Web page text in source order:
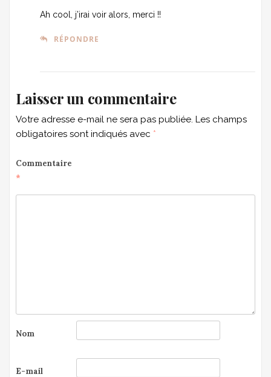
Ah cool, j’irai voir alors, merci !!
RÉPONDRE
Laisser un commentaire
Votre adresse e-mail ne sera pas publiée. Les champs
obligatoires sont indiqués avec *
Commentaire
*
Nom
E-mail